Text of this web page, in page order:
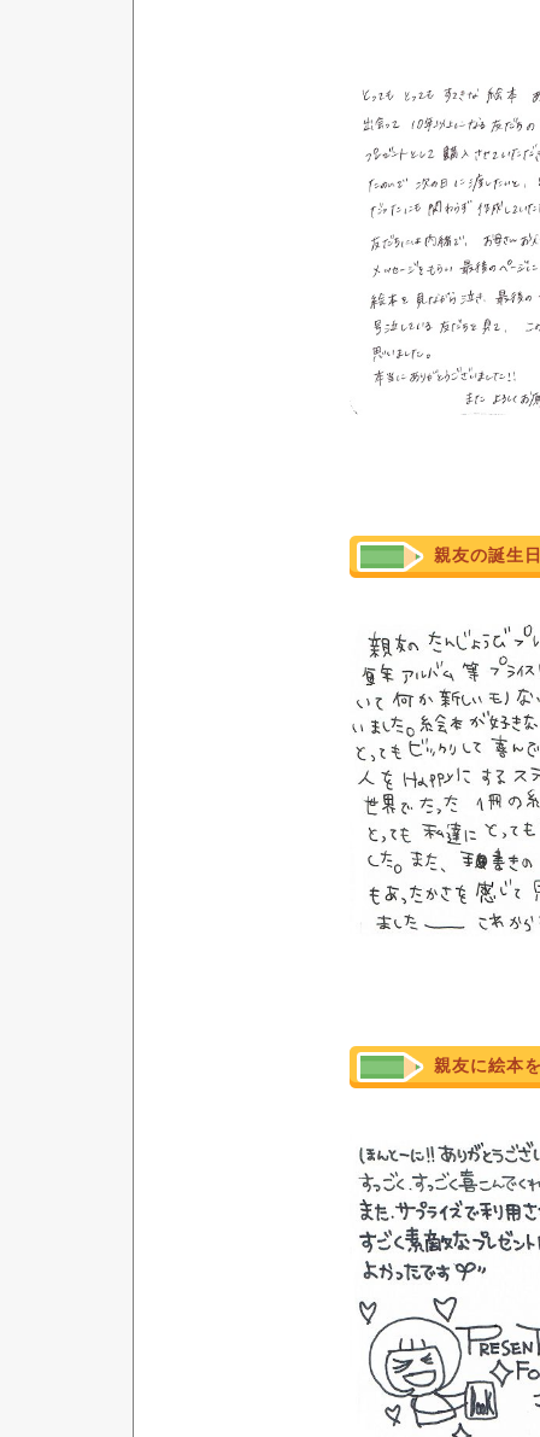
親友の誕生
親友に絵本